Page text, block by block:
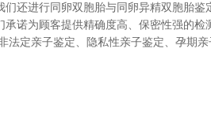
还进行同卵双胞胎与同卵异精双胞胎鉴
诺为顾客提供精确度高、保密性强的检
定亲子鉴定、隐私性亲子鉴定、孕期亲